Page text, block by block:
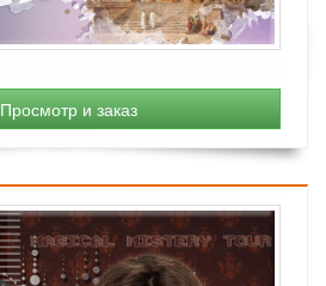
Просмотр и заказ